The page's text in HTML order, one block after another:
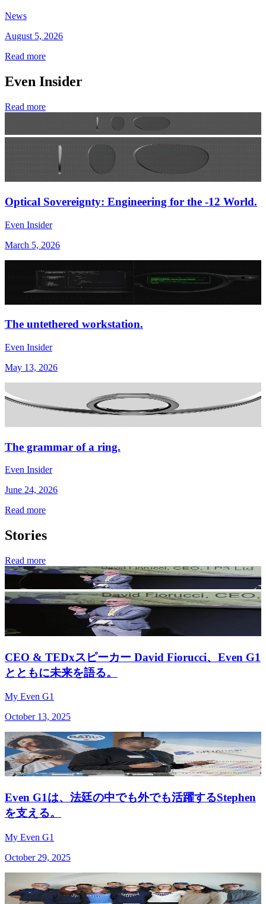
News
August 5, 2026
Read more
Even Insider
Read more
Optical Sovereignty: Engineering for the -12 World.
Even Insider
March 5, 2026
The untethered workstation.
Even Insider
May 13, 2026
The grammar of a ring.
Even Insider
June 24, 2026
Read more
Stories
Read more
CEO & TEDxスピーカー David Fiorucci、Even G1
とともに未来を語る。
My Even G1
October 13, 2025
Even G1は、法廷の中でも外でも活躍するStephen
を支える。
My Even G1
October 29, 2025